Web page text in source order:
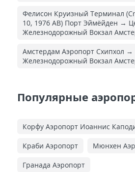
Фелисон Круизный Терминал
10, 1976 AB) Порт Эймёйден →
Железнодорожный Вокзал
Амстердам Аэропорт Схипхол
Железнодорожный Вокзал
Популярные
Корфу Аэропорт Иоаннис
Краби Аэропорт Мюнхен
Гранада Аэропорт